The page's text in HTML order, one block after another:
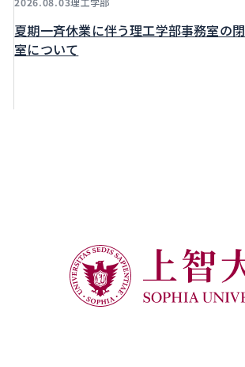
夏期一斉休業に伴う理工学部事務室の閉
室について